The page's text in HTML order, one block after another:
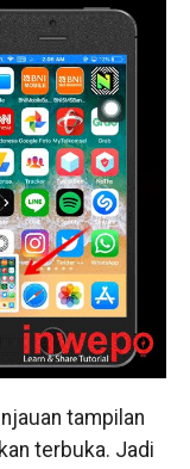
tampilan
terbuka. Jadi